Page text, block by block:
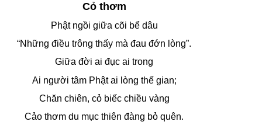
Cỏ thơm
Phật ngồi giữa cõi bể dâu
“Những điều trông thấy mà đau đớn lòng”.
Giữa đời ai đục ai trong
Ai người tâm Phật ai lòng thế gian;
Chăn chiên, cỏ biếc chiều vàng
Cảo thơm du mục thiên đàng bỏ quên.